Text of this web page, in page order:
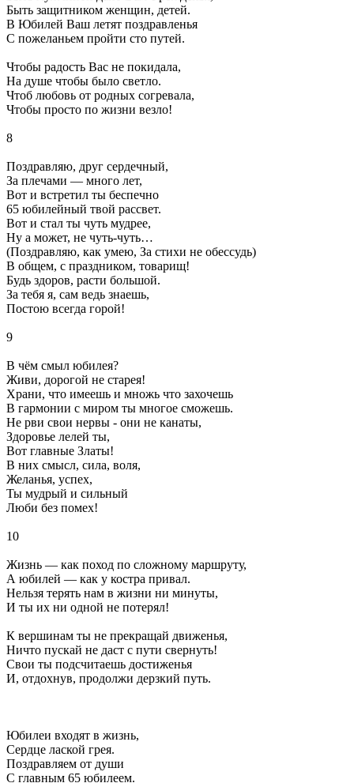
Быть защитником женщин, детей.
В Юбилей Ваш летят поздравленья
С пожеланьем пройти сто путей.
Чтобы радость Вас не покидала,
На душе чтобы было светло.
Чтоб любовь от родных согревала,
Чтобы просто по жизни везло!
8
Поздравляю, друг сердечный,
За плечами — много лет,
Вот и встретил ты беспечно
65 юбилейный твой рассвет.
Вот и стал ты чуть мудрее,
Ну а может, не чуть-чуть…
(Поздравляю, как умею, За стихи не обессудь)
В общем, с праздником, товарищ!
Будь здоров, расти большой.
За тебя я, сам ведь знаешь,
Постою всегда горой!
9
В чём смыл юбилея?
Живи, дорогой не старея!
Храни, что имеешь и множь что захочешь
В гармонии с миром ты многое сможешь.
Не рви свои нервы - они не канаты,
Здоровье лелей ты,
Вот главные Златы!
В них смысл, сила, воля,
Желанья, успех,
Ты мудрый и сильный
Люби без помех!
10
Жизнь — как поход по сложному маршруту,
А юбилей — как у костра привал.
Нельзя терять нам в жизни ни минуты,
И ты их ни одной не потерял!
К вершинам ты не прекращай движенья,
Ничто пускай не даст с пути свернуть!
Свои ты подсчитаешь достиженья
И, отдохнув, продолжи дерзкий путь.
Юбилеи входят в жизнь,
Сердце лаской грея.
Поздравляем от души
С главным 65 юбилеем.